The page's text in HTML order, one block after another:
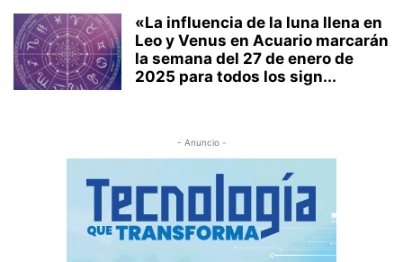
«La influencia de la luna llena en
Leo y Venus en Acuario marcarán
la semana del 27 de enero de
2025 para todos los sign...
- Anuncio -